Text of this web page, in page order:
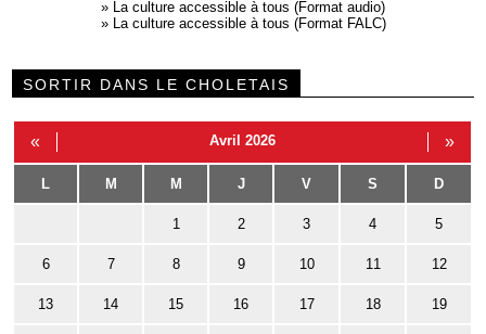
» La culture accessible à tous (Format audio)
» La culture accessible à tous (Format FALC)
SORTIR DANS LE CHOLETAIS
« Avril 2026 »
L M M J V S D
1 2 3 4 5
6 7 8 9 10 11 12
13 14 15 16 17 18 19